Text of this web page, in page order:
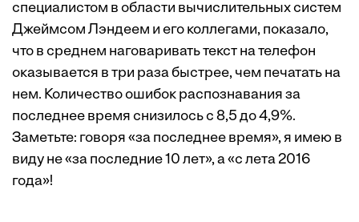
специалистом в области вычислительных систем
Джеймсом Лэндеем и его коллегами, показало,
что в среднем наговаривать текст на телефон
оказывается в три раза быстрее, чем печатать на
нем. Количество ошибок распознавания за
последнее время снизилось с 8,5 до 4,9%.
Заметьте: говоря «за последнее время», я имею в
виду не «за последние 10 лет», а «с лета 2016
года»!